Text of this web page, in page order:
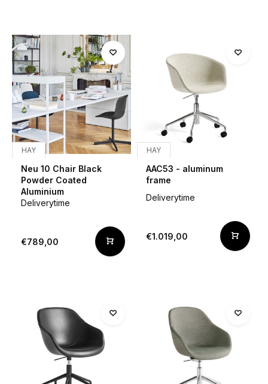
HAY
Neu 10 Chair Black
Powder Coated
Aluminium
Deliverytime
€789,00
HAY
AAC53 - aluminum
frame
Deliverytime
€1.019,00